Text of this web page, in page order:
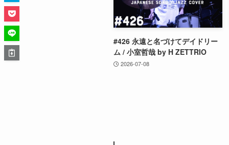
#426 永遠と名づけてデイドリー
ム / 小室哲哉 by H ZETTRIO
2026-07-08